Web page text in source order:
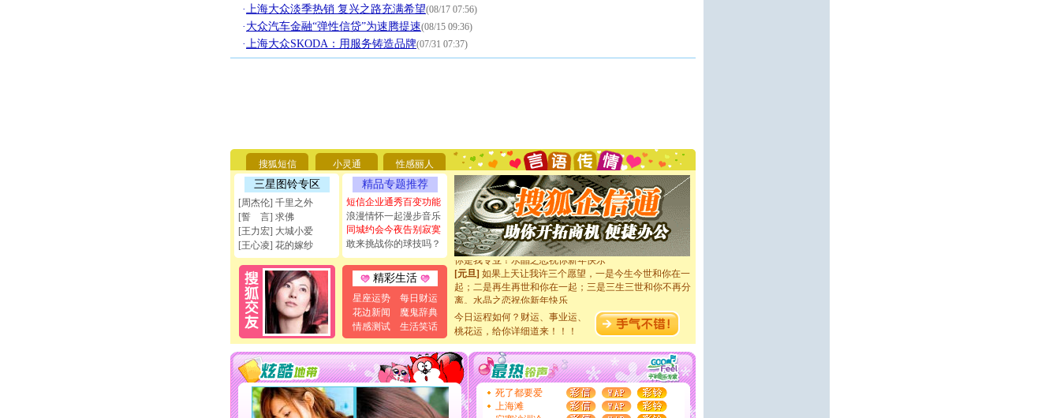
·上海大众淡季热销 复兴之路充满希望(08/17 07:56)
· 大众汽车金融“弹性信贷”为速腾提速(08/15 09:36)
·上海大众SKODA：用服务铸造品牌(07/31 07:37)
搜狐短信 小灵通 性感丽人
三星图铃专区
[周杰伦] 千里之外
[誓 言] 求佛
[王力宏] 大城小爱
[王心凌] 花的嫁纱
精品专题推荐
短信企业通秀百变功能
浪漫情怀一起漫步音乐
同城约会今夜告别寂寞
敢来挑战你的球技吗？
精彩生活
星座运势
每日财运
花边新闻
魔鬼辞典
情感测试
生活笑话
[圣诞节] 不只这样的日子才会想起你,而是这样的日子才
能正大光明地骚扰你,告诉你,圣诞要快乐!新年要快乐!天
天都要快乐噢!
[圣诞节]奉上一颗祝福的心,在这个特别的日子里,愿幸福,
如意,快乐,鲜花,一切美好的祝愿与你同在.圣诞快乐!
[元旦]看到你我会触电；看不到你我要充电；没有你我会
断电。爱你是我职业，想你是我事业，抱你是我特长，吻
你是我专业！水晶之恋祝你新年快乐
[元旦]如果上天让我许三个愿望，一是今生今世和你在一
起；二是再生再世和你在一起；三是三生三世和你不再分
离。水晶之恋祝你新年快乐
[元旦]当我狠下心扭头离去那一刻，你在我身后无助地哭
泣，这痛楚让我明白我多么爱你。我转身抱住你：这猪不
卖了。水晶之恋祝你新年快乐。
[春节]风柔雨润好月圆，半岛铁盒伴身边，每日尽显开心
颜！冬去春来似水如烟，劳碌人生需尽欢！听一曲轻歌，
道一声平安！新年吉祥万事如愿
[春节]传说薰衣草有四片叶子：第一片叶子是信仰，第二
片叶子是希望，第三片叶子是爱情，第四片叶子是幸运。
送你一棵薰衣草，愿你新年快乐！
今日运程如何？财运、事业运、
桃花运，给你详细道来！！！
死了都要爱
上海滩